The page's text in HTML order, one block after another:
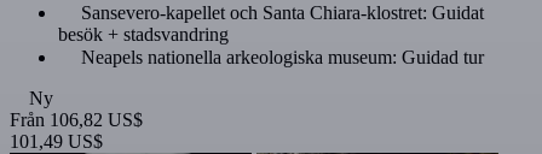
Sansevero-kapellet och Santa Chiara-klostret: Guidat
besök + stadsvandring
Neapels nationella arkeologiska museum: Guidad tur
Ny
Från 106,82 US$
101,49 US$